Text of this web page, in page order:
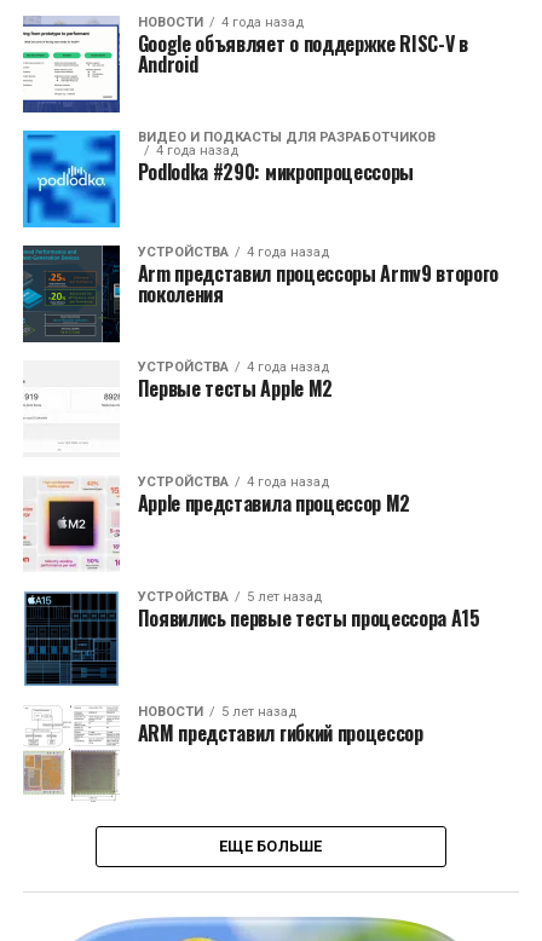
НОВОСТИ 4 года назад
Google объявляет о поддержке RISC-V в
Android
ВИДЕО И ПОДКАСТЫ ДЛЯ РАЗРАБОТЧИКОВ
4 года назад
Podlodka #290: микропроцессоры
УСТРОЙСТВА 4 года назад
Arm представил процессоры Armv9 второго
поколения
УСТРОЙСТВА 4 года назад
Первые тесты Apple M2
УСТРОЙСТВА 4 года назад
Apple представила процессор M2
УСТРОЙСТВА 5 лет назад
Появились первые тесты процессора A15
НОВОСТИ 5 лет назад
ARM представил гибкий процессор
ЕЩЕ БОЛЬШЕ